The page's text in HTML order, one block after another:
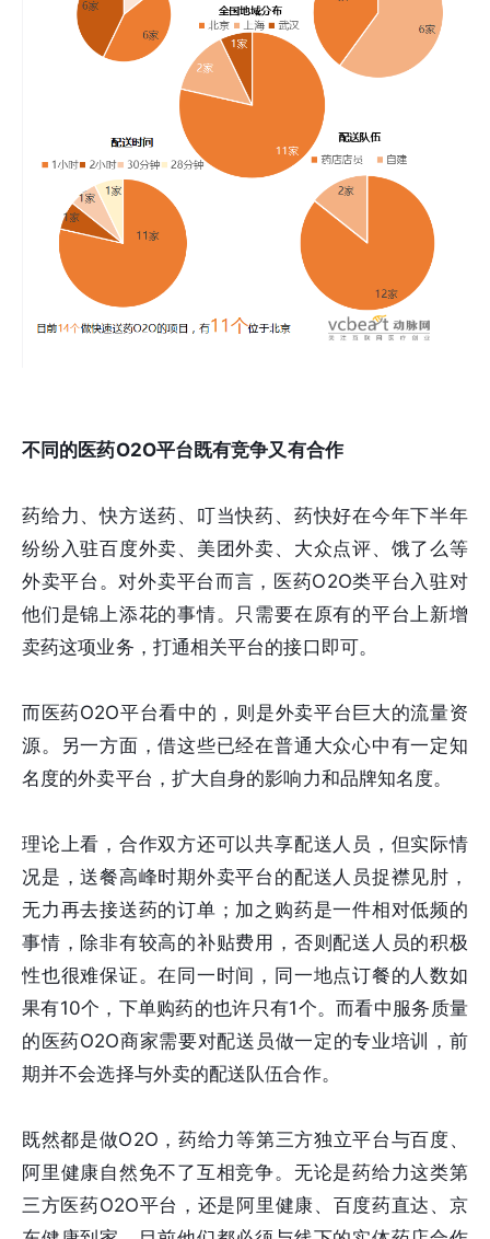
不同的医药O2O平台既有竞争又有合作
药给力、快方送药、叮当快药、药快好在今年下半年
纷纷入驻百度外卖、美团外卖、大众点评、饿了么等
外卖平台。对外卖平台而言，医药O2O类平台入驻对
他们是锦上添花的事情。只需要在原有的平台上新增
卖药这项业务，打通相关平台的接口即可。
而医药O2O平台看中的，则是外卖平台巨大的流量资
源。另一方面，借这些已经在普通大众心中有一定知
名度的外卖平台，扩大自身的影响力和品牌知名度。
理论上看，合作双方还可以共享配送人员，但实际情
况是，送餐高峰时期外卖平台的配送人员捉襟见肘，
无力再去接送药的订单；加之购药是一件相对低频的
事情，除非有较高的补贴费用，否则配送人员的积极
性也很难保证。在同一时间，同一地点订餐的人数如
果有10个，下单购药的也许只有1个。而看中服务质量
的医药O2O商家需要对配送员做一定的专业培训，前
期并不会选择与外卖的配送队伍合作。
既然都是做O2O，药给力等第三方独立平台与百度、
阿里健康自然免不了互相竞争。无论是药给力这类第
三方医药O2O平台，还是阿里健康、百度药直达、京